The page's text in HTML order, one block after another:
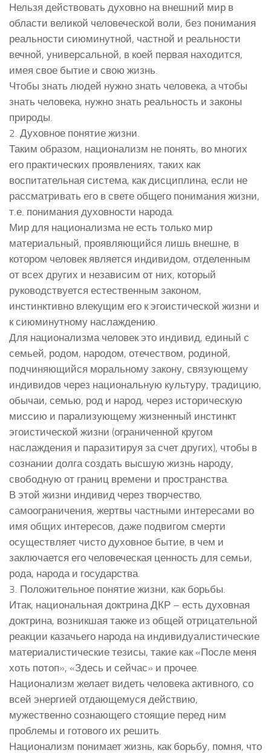
Нельзя действовать духовно на внешний мир в
области великой человеческой воли, без понимания
реальности сиюминутной, частной и реальности
вечной, универсальной, в коей первая находится,
имея свое бытие и свою жизнь.
Чтобы знать людей нужно знать человека, а чтобы
знать человека, нужно знать реальность и законы
природы.
2. Духовное понятие жизни.
Таким образом, национализм не понять, во многих
его практических проявлениях, таких как
воспитательная система, как дисциплина, если не
рассматривать его в свете общего понимания жизни,
т.е. понимания духовности народа.
Мир для национализма не есть только мир
материальный, проявляющийся лишь внешне, в
котором человек является индивидом, отделенным
от всех других и независим от них, который
руководствуется естественным законом,
инстинктивно влекущим его к эгоистической жизни и
к сиюминутному наслаждению.
Для национализма человек это индивид, единый с
семьей, родом, народом, отечеством, родиной,
подчиняющийся моральному закону, связующему
индивидов через национальную культуру, традицию,
обычаи, семью, род и народ, через историческую
миссию и парализующему жизненный инстинкт
эгоистической жизни (ограниченной кругом
наслаждения и паразитируя за счет других), чтобы в
сознании долга создать высшую жизнь народу,
свободную от границ времени и пространства.
В этой жизни индивид через творчество,
самоограничения, жертвы частными интересами во
имя общих интересов, даже подвигом смерти
осуществляет чисто духовное бытие, в чем и
заключается его человеческая ценность для семьи,
рода, народа и государства.
3. Положительное понятие жизни, как борьбы.
Итак, национальная доктрина ДКР – есть духовная
доктрина, возникшая также из общей отрицательной
реакции казачьего народа на индивидуалистические
материалистические тезисы, такие как «После меня
хоть потоп», «Здесь и сейчас» и прочее.
Национализм желает видеть человека активного, со
всей энергией отдающемуся действию,
мужественно сознающего стоящие перед ним
проблемы и готового их решить.
Национализм понимает жизнь, как борьбу, помня, что